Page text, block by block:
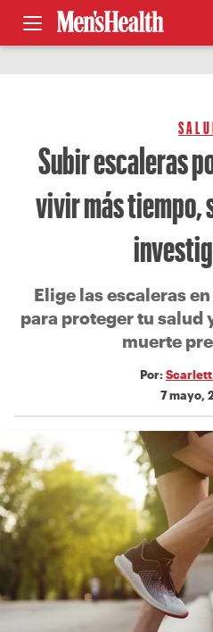
Subir escaleras
vivir más tiempo,
Elige las escaleras
para proteger tu salud
muerte
Por:
7 mayo,